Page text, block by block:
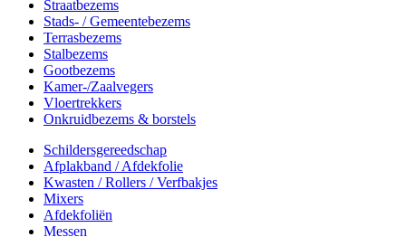
Straatbezems
Stads- / Gemeentebezems
Terrasbezems
Stalbezems
Gootbezems
Kamer-/Zaalvegers
Vloertrekkers
Onkruidbezems & borstels
Schildersgereedschap
Afplakband / Afdekfolie
Kwasten / Rollers / Verfbakjes
Mixers
Afdekfoliën
Messen